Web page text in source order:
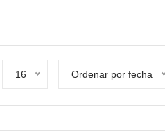
16 Ordenar por fecha